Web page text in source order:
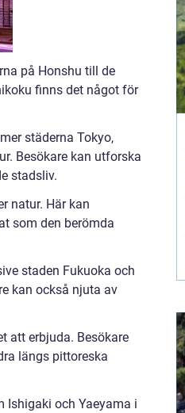
på Honshu till de
finns det något för
städerna Tokyo,
Besökare kan utforska
stadsliv.
natur. Här kan
som den berömda
staden Fukuoka och
kan också njuta av
att erbjuda. Besökare
längs pittoreska
Ishigaki och Yaeyama i